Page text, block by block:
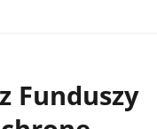
Funduszy